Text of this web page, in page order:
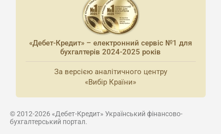
«Дебет-Кредит» – електронний сервіс №1 для
бухгалтерів 2024-2025 років
За версією аналітичного центру
«Вибір Країни»
© 2012-2026 «Дебет-Кредит» Український фінансово-
бухгалтерський портал.